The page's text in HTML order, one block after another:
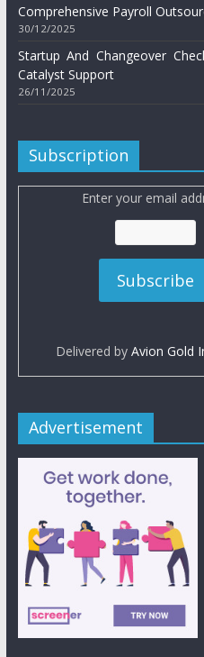
Comprehensive Payroll
30/12/2025
Startup And Changeover
Catalyst Support
26/11/2025
Subscription
Enter your email
Delivered byAvion Gold
Advertisement